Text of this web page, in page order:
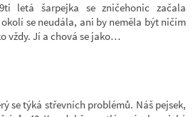
letá šarpejka se zničehonic začala
se neudála, ani by neměla být ničím
vždy. Jí a chová se jako…
se týká střevních problémů. Náš pejsek,